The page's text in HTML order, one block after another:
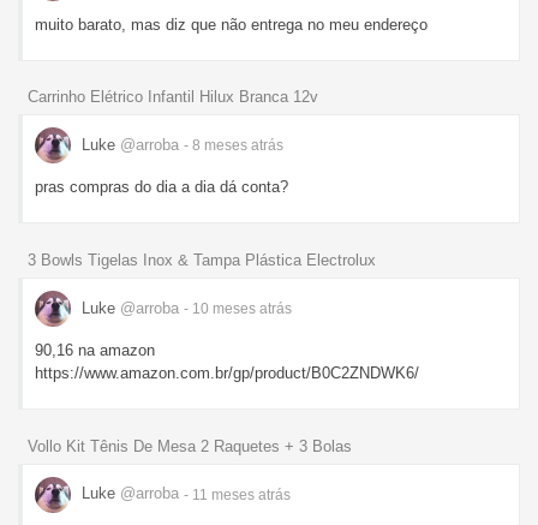
muito barato, mas diz que não entrega no meu endereço
Carrinho Elétrico Infantil Hilux Branca 12v
Luke @arroba - 8 meses atrás
pras compras do dia a dia dá conta?
3 Bowls Tigelas Inox & Tampa Plástica Electrolux
Luke @arroba - 10 meses atrás
90,16 na amazon
https://www.amazon.com.br/gp/product/B0C2ZNDWK6/
Vollo Kit Tênis De Mesa 2 Raquetes + 3 Bolas
Luke @arroba - 11 meses atrás